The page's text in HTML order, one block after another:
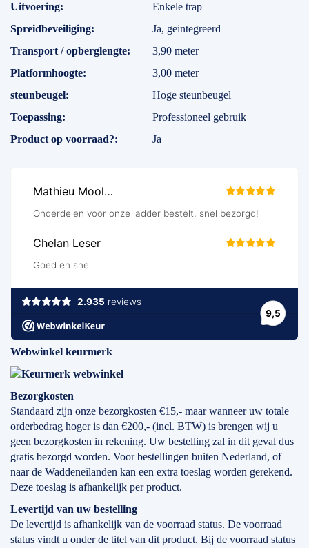
Uitvoering
Enkele trap
Spreidbeveiliging
Ja, geintegreerd
Transport / opberglengte
3,90 meter
Platformhoogte
3,00 meter
steunbeugel
Hoge steunbeugel
Toepassing
Professioneel gebruik
Product op voorraad?
Ja
Webwinkel keurmerk
Bezorgkosten
Standaard zijn onze bezorgkosten €15,- maar wanneer uw totale
orderbedrag hoger is dan €200,- (incl. BTW) is brengen wij u
geen bezorgkosten in rekening. Uw bestelling zal in dit geval dus
gratis bezorgd worden. Voor bestellingen buiten Nederland, of
naar de Waddeneilanden kan een extra toeslag worden gerekend.
Deze toeslag is afhankelijk per product.
Levertijd van uw bestelling
De levertijd is afhankelijk van de voorraad status. De voorraad
status vindt u onder de titel van dit product. Bij de voorraad status